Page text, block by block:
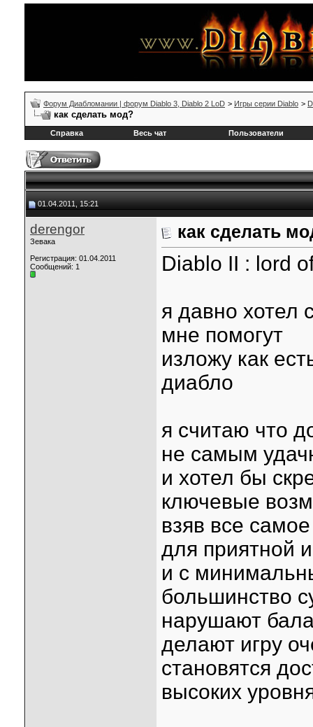
Форум Диабломании | форум Diablo 3, Diablo 2 LoD > Игры серии Diablo >
как сделать мод?
Справка Весь чат Пользователи
01.04.2011, 15:21
derengor
Зевака
Регистрация: 01.04.2011
Сообщений: 1
как сделать
Diablo II : lord
я давно хотел
мне помогут
изложу как
диабло
я считаю что
не самым
и хотел бы
ключевые
взяв все
для приятной
и с
большинство
нарушают
делают игру
становятся
высоких